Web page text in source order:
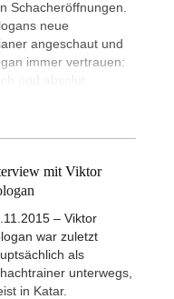
Schacheröffnungen.
neue
angeschaut und
immer vertrauen:
und absolut
mit Viktor
– Viktor
war zuletzt
als
unterwegs,
in Katar.